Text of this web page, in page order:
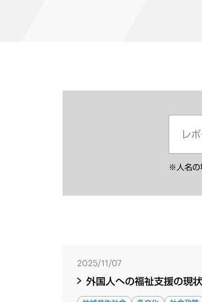
※人名の
2025/11/07
外国人への福祉支援の現状